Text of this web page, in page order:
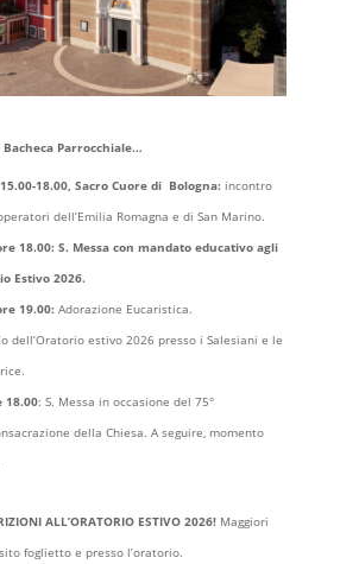
Bacheca Parrocchiale…
18.00, Sacro Cuore di Bologna: incontro
dell’Emilia Romagna e di San Marino.
18.00: S. Messa con mandato educativo agli
Estivo 2026.
19.00: Adorazione Eucaristica.
dell’Oratorio estivo 2026 presso i Salesiani e le
18.00: S. Messa in occasione del 75°
della Chiesa. A seguire, momento
ALL’ORATORIO ESTIVO 2026! Maggiori
foglietto e presso l’oratorio.